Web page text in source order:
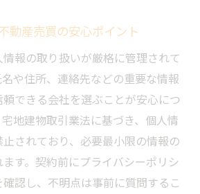
安や子育て環境も不動産売買の
情報と口コミの見極め方
ス重視の不動産売買戦略
会社の信頼性を見抜く方法
動産売買の安心ポイント
報の取り扱いが厳格に管理されて
や住所、連絡先などの重要な情報
できる会社を選ぶことが安心につ
地建物取引業法に基づき、個人情
されており、必要最小限の情報の
す。契約前にプライバシーポリシ
認し、不明点は事前に質問するこ